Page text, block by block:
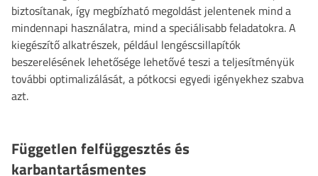
biztosítanak, így megbízható megoldást jelentenek mind a
mindennapi használatra, mind a speciálisabb feladatokra. A
kiegészítő alkatrészek, például lengéscsillapítók
beszerelésének lehetősége lehetővé teszi a teljesítményük
további optimalizálását, a pótkocsi egyedi igényekhez szabva
azt.
Független felfüggesztés és
karbantartásmentes